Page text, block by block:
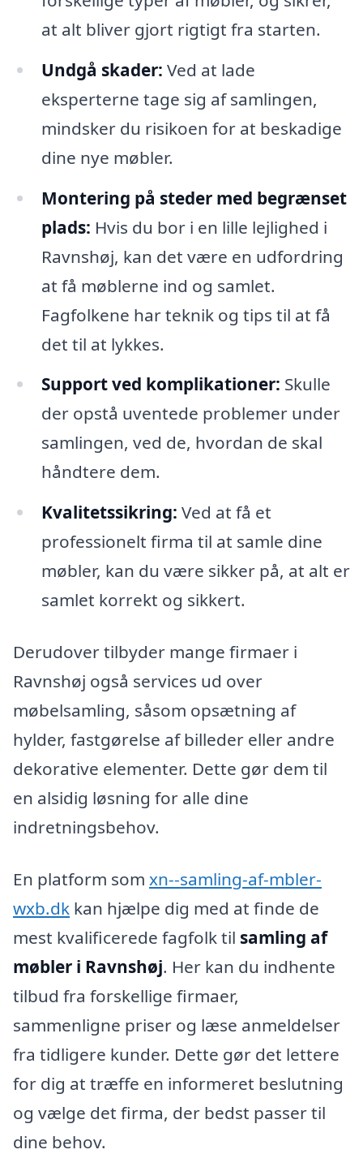
at alt bliver gjort rigtigt fra starten.
Undgå skader: Ved at lade
eksperterne tage sig af samlingen,
mindsker du risikoen for at beskadige
dine nye møbler.
Montering på steder med begrænset
plads: Hvis du bor i en lille lejlighed i
Ravnshøj, kan det være en udfordring
at få møblerne ind og samlet.
Fagfolkene har teknik og tips til at få
det til at lykkes.
Support ved komplikationer: Skulle
der opstå uventede problemer under
samlingen, ved de, hvordan de skal
håndtere dem.
Kvalitetssikring: Ved at få et
professionelt firma til at samle dine
møbler, kan du være sikker på, at alt er
samlet korrekt og sikkert.
Derudover tilbyder mange firmaer i
Ravnshøj også services ud over
møbelsamling, såsom opsætning af
hylder, fastgørelse af billeder eller andre
dekorative elementer. Dette gør dem til
en alsidig løsning for alle dine
indretningsbehov.
En platform som xn--samling-af-mbler-
wxb.dk kan hjælpe dig med at finde de
mest kvalificerede fagfolk til samling af
møbler i Ravnshøj. Her kan du indhente
tilbud fra forskellige firmaer,
sammenligne priser og læse anmeldelser
fra tidligere kunder. Dette gør det lettere
for dig at træffe en informeret beslutning
og vælge det firma, der bedst passer til
dine behov.